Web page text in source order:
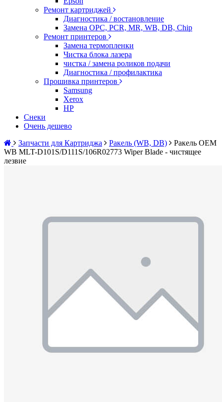
Ремонт картриджей
Диагностика / востановление
Замена OPC, PCR, MR, WB, DB, Chip
Ремонт принтеров
Замена термопленки
Чистка блока лазера
чистка / замена роликов подачи
Диагностика / профилактика
Прошивка принтеров
Samsung
Xerox
HP
Снеки
Очень дешево
Запчасти для Картриджа
Ракель (WB, DB)
Ракель OEM
WB MLT-D101S/D111S/106R02773 Wiper Blade - чистящее
лезвие